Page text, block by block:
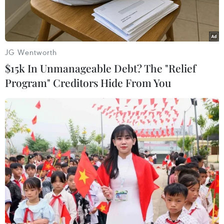
Rượu là chất có hại cho sức khỏe của con người. (Ảnh:
PV/Vietnam+)
Dịp Tết Nguyên đán, nhu cầu tiêu thụ bia rượu
JG Wentworth
$15k In Unmanageable Debt? The "Relief
Program" Creditors Hide From You